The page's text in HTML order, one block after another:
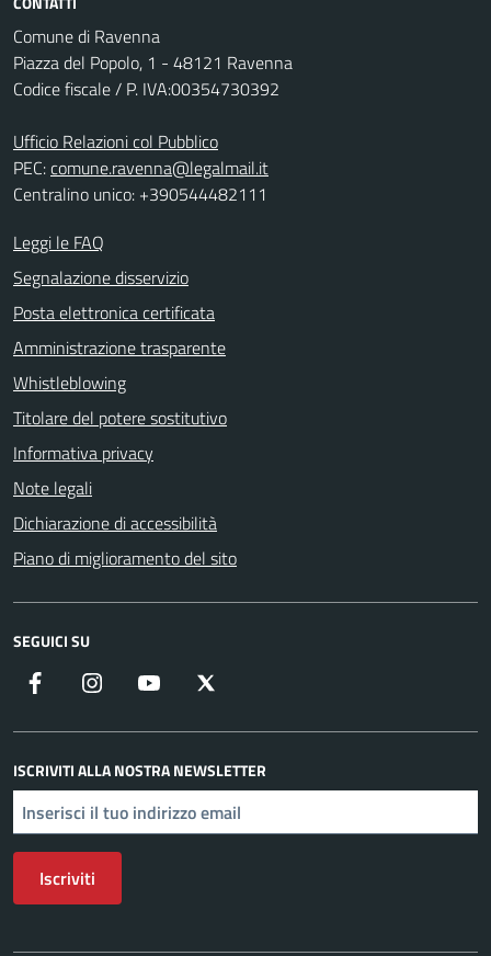
Comune di Ravenna
Piazza del Popolo, 1 - 48121 Ravenna
Codice fiscale / P. IVA:00354730392
Ufficio Relazioni col Pubblico
PEC:comune.ravenna@legalmail.it
Centralino unico: +390544482111
Leggi le FAQ
Segnalazione disservizio
Posta elettronica certificata
Amministrazione trasparente
Whistleblowing
Titolare del potere sostitutivo
Informativa privacy
Note legali
Dichiarazione di accessibilità
Piano di miglioramento del sito
SEGUICI SU
Facebook Instagram YouTube
ISCRIVITI ALLA NOSTRA NEWSLETTER